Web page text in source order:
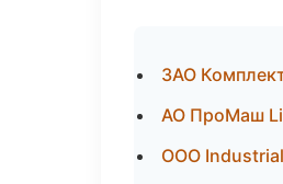
ЗАО
АО ПроМаш
ООО